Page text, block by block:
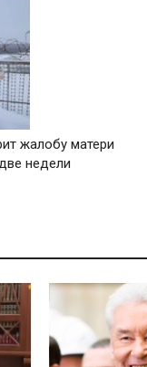
жалобу матери
недели